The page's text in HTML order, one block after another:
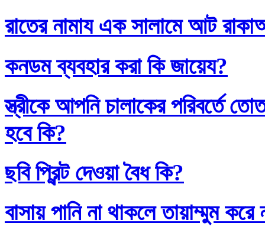
রাতের নামায এক সালামে আট
কনডম ব্যবহার করা কি জায়েয?
স্ত্রীকে আপনি চালাকের পরিবর্তে
হবে কি?
ছবি প্রিন্ট দেওয়া বৈধ কি?
বাসায় পানি না থাকলে তায়াম্মুম